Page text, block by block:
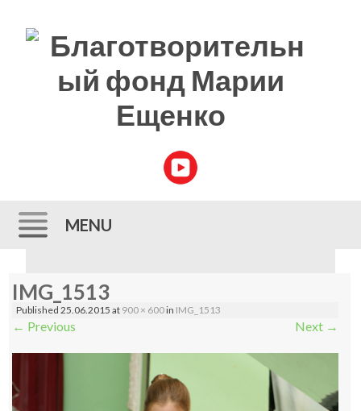
MENU
IMG_1513
Published25.06.2015 at 900 × 600in IMG_1513
← Previous Next →